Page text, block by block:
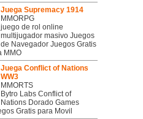
Juega Supremacy 1914
MMORPG
juego de rol online
multijugador masivo Juegos
de Navegador Juegos Gratis
MMO
Juega Conflict of Nations
WW3
MMORTS
Bytro Labs Conflict of
Nations Dorado Games
Gratis para Movil